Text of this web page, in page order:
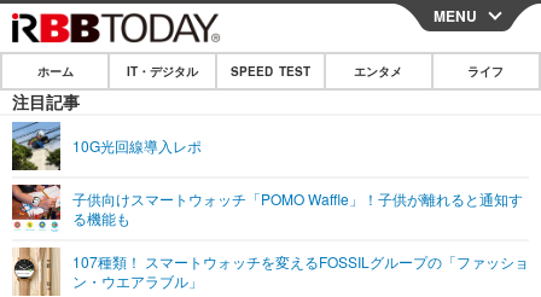
CLOSE
ホーム
IT・デジタル
ネタ
ショッピング その他
SPEED TEST
エンタメ
エンタメTOP
ライフ
MENU
ホーム IT・デジタル SPEED TEST エンタメ ライフ
注目記事
10G光回線導入レポ
子供向けスマートウォッチ「POMO Waffle」！子供が離れると通知す
る機能も
107種類！ スマートウォッチを変えるFOSSILグループの「ファッショ
ン・ウエアラブル」